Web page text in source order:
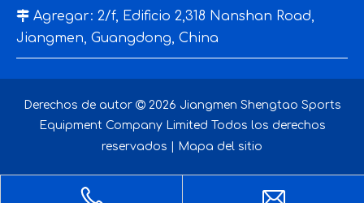
 Agregar: 2/f, Edificio 2,318 Nanshan Road,
Jiangmen, Guangdong, China
Derechos de autor  2026 Jiangmen Shengtao Sports
Equipment Company Limited Todos los derechos
reservados |
Mapa del sitio